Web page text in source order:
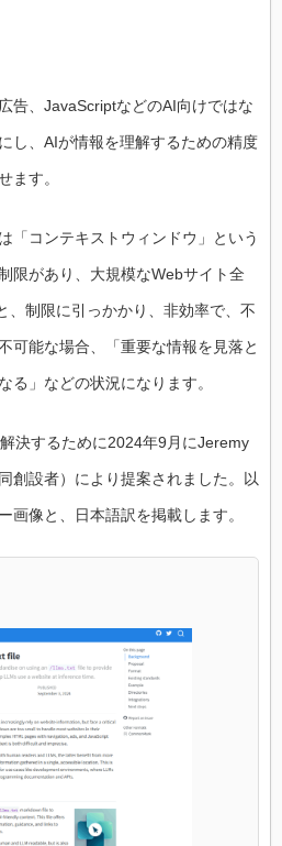
告、JavaScriptなどのAI向けではな
し、AIが情報を理解するための精度
ます。
「コンテキストウィンドウ」という
限があり、大規模なWebサイト全
、制限に引っかかり、非効率で、不
可能な場合、「重要な情報を見落と
る」などの状況になります。
決するために2024年9月にJeremy
創設者）により提案されました。以
画像と、日本語訳を掲載します。